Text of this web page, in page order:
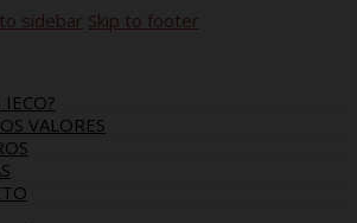
sidebar Skip to footer
IECO?
VALORES